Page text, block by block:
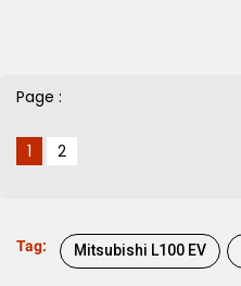
Page :
1 2
Tag: Mitsubishi L100 EV